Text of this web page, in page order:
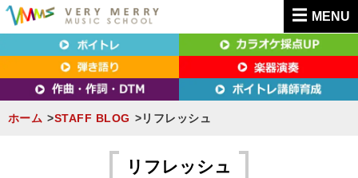
MENU
東京（新宿・八王子）・横浜・名古屋・京都で
「本気」になれるボイトレ教室｜VERY MERRY
MUSIC SCHOOL（ベリーメリー）
東京（新宿・八王子）・横浜・名古屋・京都で「本気」になれるボイトレ教室｜
VERY MERRY MUSIC SCHOOL（ベリーメリー）
ホーム STAFF BLOG リフレッシュ
リフレッシュ